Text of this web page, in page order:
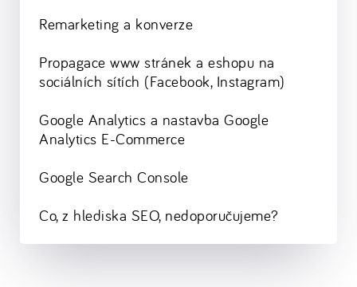
Remarketing a konverze
Propagace www stránek a eshopu na
sociálních sítích (Facebook, Instagram)
Google Analytics a nastavba Google
Analytics E-Commerce
Google Search Console
Co, z hlediska SEO, nedoporučujeme?